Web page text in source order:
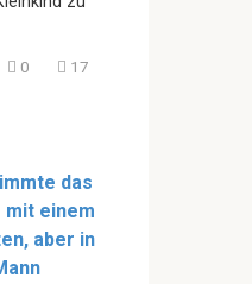
0 17
das
mit einem
aber in